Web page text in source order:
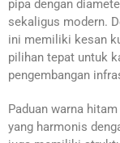
pipa dengan
sekaligus modern.
ini memiliki kesan
pilihan tepat untuk
pengembangan
Paduan warna
yang harmonis